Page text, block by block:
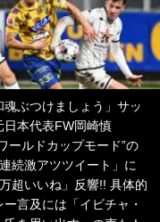
魂ぶつけましょう」サッ
日本代表FW岡崎慎
ールドカップモード”の
連続激アツツイート」に
万超いいね」反響!! 具体的
ー言及には「イビチャ・